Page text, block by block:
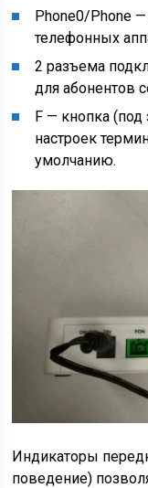
Phone0/Phone
телефонных
2 разъема
для абонентов
F — кнопка
настроек
умолчанию.
Индикаторы
поведение)